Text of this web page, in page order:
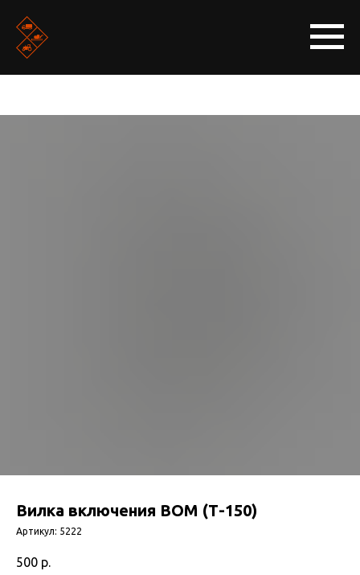
Вилка включения ВОМ (Т-150)
Артикул: 5222
500 р.